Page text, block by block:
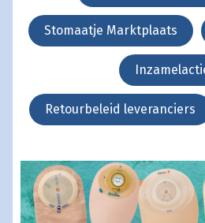
Stomaatje Marktplaats
Retourbeleid leveranciers